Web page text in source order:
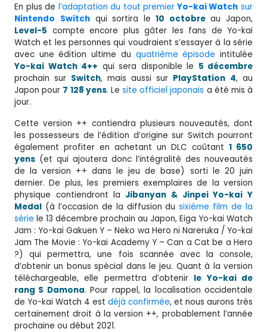
En plus de l’adaptation du tout premier Yo-kai Watch sur
Nintendo Switchqui sortira le 10 octobreau Japon,
Level-5 compte encore plus gâter les fans de Yo-kai
Watch et les personnes qui voudraient s’essayer à la série
avec une édition ultime du quatrième épisode intitulée
Yo-kai Watch 4++ qui sera disponible le 5 décembre
prochain sur Switch, mais aussi sur PlayStation 4, au
Japon pour 7 128 yens. Lesite officiel japonais a été mis à
jour.
Cette version ++ contiendra plusieurs nouveautés, dont
les possesseurs de l’édition d’origine sur Switch pourront
également profiter en achetant un DLC coûtant 1 650
yens (et qui ajoutera donc l’intégralité des nouveautés
de la version ++ dans le jeu de base) sorti le 20 juin
dernier. De plus, les premiers exemplaires de la version
physique contiendront la Jibanyan & Jinpei Yo-kai Y
Medal (à l’occasion de la diffusion dusixième film de la
série le 13 décembre prochain au Japon, Eiga Yo-kai Watch
Jam : Yo-kai Gakuen Y – Neko wa Hero ni Nareruka / Yo-kai
Jam The Movie : Yo-kai Academy Y – Can a Cat be a Hero
?) qui permettra, une fois scannée avec la console,
d’obtenir un bonus spécial dans le jeu. Quant à la version
téléchargeable, elle permettra d’obtenir le Yo-kai de
rang S Damona. Pour rappel, la localisation occidentale
de Yo-kai Watch 4 est déjà confirmée, et nous aurons très
certainement droit à la version ++, probablement l’année
prochaine ou début 2021.